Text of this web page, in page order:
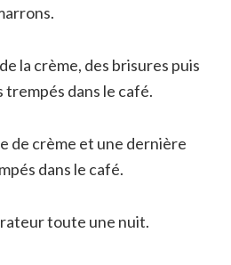
la crème, des brisures puis
dans le café.
de crème et une dernière
dans le café.
toute une nuit.